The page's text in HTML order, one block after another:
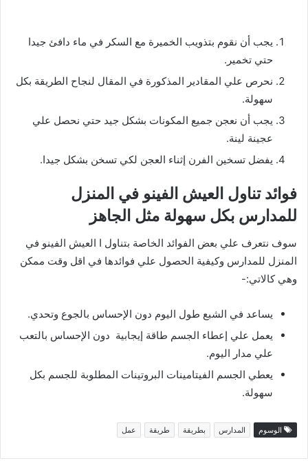
يجب أن نقوم بتذويب الخميرة مع السكر في ماء دافئ جيدا
حتي تخمير.
نحرص علي المقادير المذكورة في المقال لنجاح الطريقة بكل
سهولة.
يجب أن نعجن جميع المكونات بشكل جيد حتي نحصل علي
عجينة لينة.
يفضل تسخين الفرن إثناء العجن لكي تسخن بشكل جيدا.
فوائد تناول العيش الفينو في المنزل
للمدارس بكل سهولة مثل الجاهز
سوف نتعرف علي بعض الفوائد الخاصة بتناول ا العيش الفينو في
المنزل للمدارس وكيفية الحصول علي فوائدها في اقل وقت ممكن
وهي كالاتي:-
يساعد في الشبع طول اليوم دون الإحساس بالجوع وتحدي.
يعمل علي إعطاء الجسم طاقة إيجابية دون الإحساس بالتعب
علي مدار اليوم.
يعطي الجسم الفيتامينات البروتينات المطلوبة للجسم بكل
سهولة.
الوسوم المدارس بطريقة طريقة عمل